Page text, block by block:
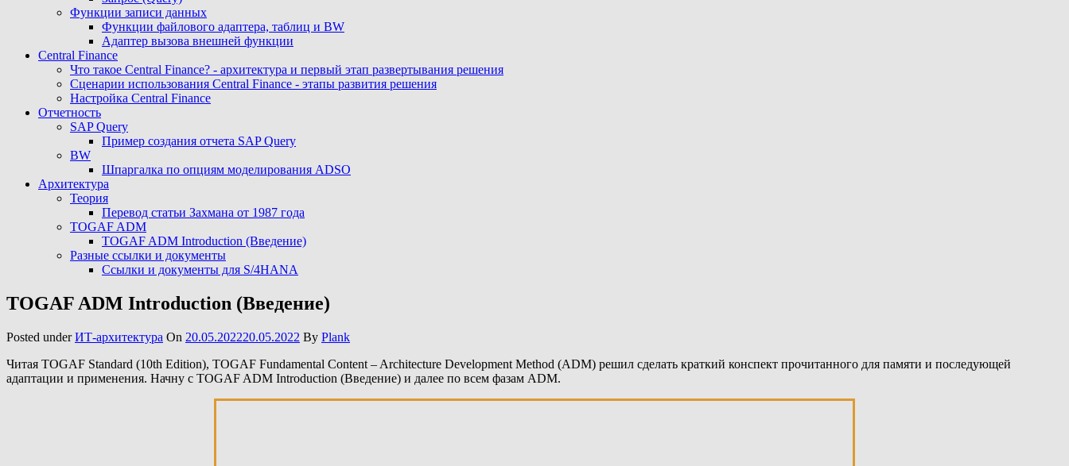
Функции записи данных
Функции файлового адаптера, таблиц и BW
Адаптер вызова внешней функции
Central Finance
Что такое Central Finance? - архитектура и первый этап развертывания решения
Сценарии использования Central Finance - этапы развития решения
Настройка Central Finance
Отчетность
SAP Query
Пример создания отчета SAP Query
BW
Шпаргалка по опциям моделирования ADSO
Архитектура
Теория
Перевод статьи Захмана от 1987 года
TOGAF ADM
TOGAF ADM Introduction (Введение)
Разные ссылки и документы
Ссылки и документы для S/4HANA
TOGAF ADM Introduction (Введение)
Posted underИТ-архитектура On 20.05.202220.05.2022 By Plank
Читая TOGAF Standard (10th Edition), TOGAF Fundamental Content – Architecture Development Method (ADM) решил сделать краткий конспект прочитанного для памяти и последующей
адаптации и применения. Начну с TOGAF ADM Introduction (Введение) и далее по всем фазам ADM.